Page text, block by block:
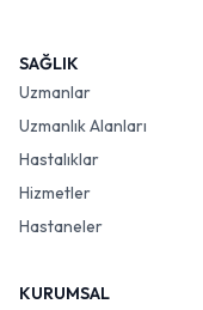
SAĞLIK
Uzmanlar
Uzmanlık Alanları
Hastalıklar
Hizmetler
Hastaneler
KURUMSAL